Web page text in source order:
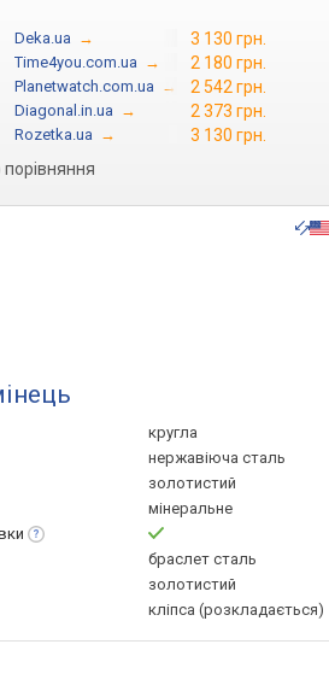
Deka.ua → 3 130 грн.
Time4you.com.ua → 2 180 грн.
Planetwatch.com.ua → 2 542 грн.
Diagonal.in.ua → 2 373 грн.
Rozetka.ua →
3 130 грн.
кругла
нержавіюча сталь
золотистий
мінеральне
браслет сталь
золотистий
кліпса (розкладається)